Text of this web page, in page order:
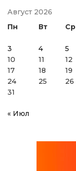
Август 2026
Пн
Вт Ср
3
4 5
10
11 12
17
18 19
24
25 26
31
« Июл